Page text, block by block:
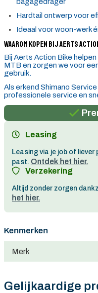
Hardtail ontwerp voor
Ideaal voor woon-werk
Waarom kopen bij Aerts
Bij Aerts Action Bike
MTB en zorgen we voor
gebruik.
Als erkend Shimano
professionele service en
Gratis
Leasing
Leasing via je job of
past. Ontdek het hier.
Verzekering
Altijd zonder zorgen
het hier.
Kenmerken
Merk
Gelijkaardige